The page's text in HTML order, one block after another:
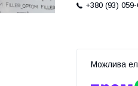
+380 (93)